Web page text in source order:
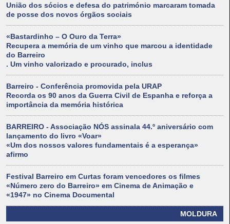
União dos sócios e defesa do património marcaram tomada
de posse dos novos órgãos sociais
«Bastardinho – O Ouro da Terra»
Recupera a memória de um vinho que marcou a identidade
do Barreiro
. Um vinho valorizado e procurado, inclus
Barreiro - Conferência promovida pela URAP
Recorda os 90 anos da Guerra Civil de Espanha e reforça a
importância da memória histórica
BARREIRO - Associação NÓS assinala 44.º aniversário com
lançamento do livro «Voar»
«Um dos nossos valores fundamentais é a esperança»
afirmo
Festival Barreiro em Curtas foram vencedores os filmes
«Número zero do Barreiro» em Cinema de Animação e
«1947» no Cinema Documental
MOLDURA